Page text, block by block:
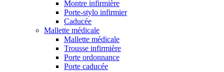
Montre infirmière
Porte-stylo infirmier
Caducée
Mallette médicale
Mallette médicale
Trousse infirmière
Porte ordonnance
Porte caducée